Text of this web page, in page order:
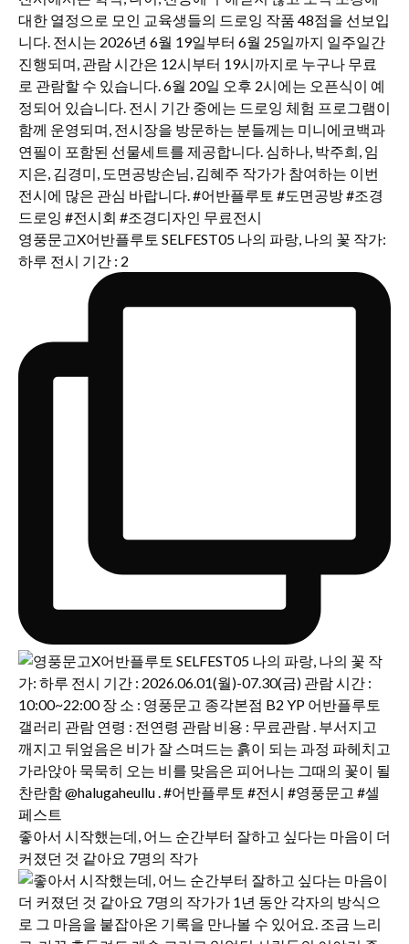
영풍문고X어반플루토 SELFEST05 나의 파랑, 나의 꽃 작가:
하루 전시 기간 : 2
좋아서 시작했는데, 어느 순간부터 잘하고 싶다는 마음이 더
커졌던 것 같아요 7명의 작가